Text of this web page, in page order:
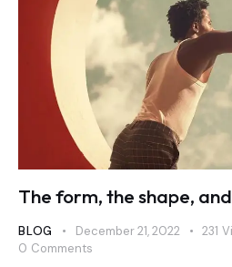
The form, the shape,
BLOG December 21, 2022 231
0 Comments